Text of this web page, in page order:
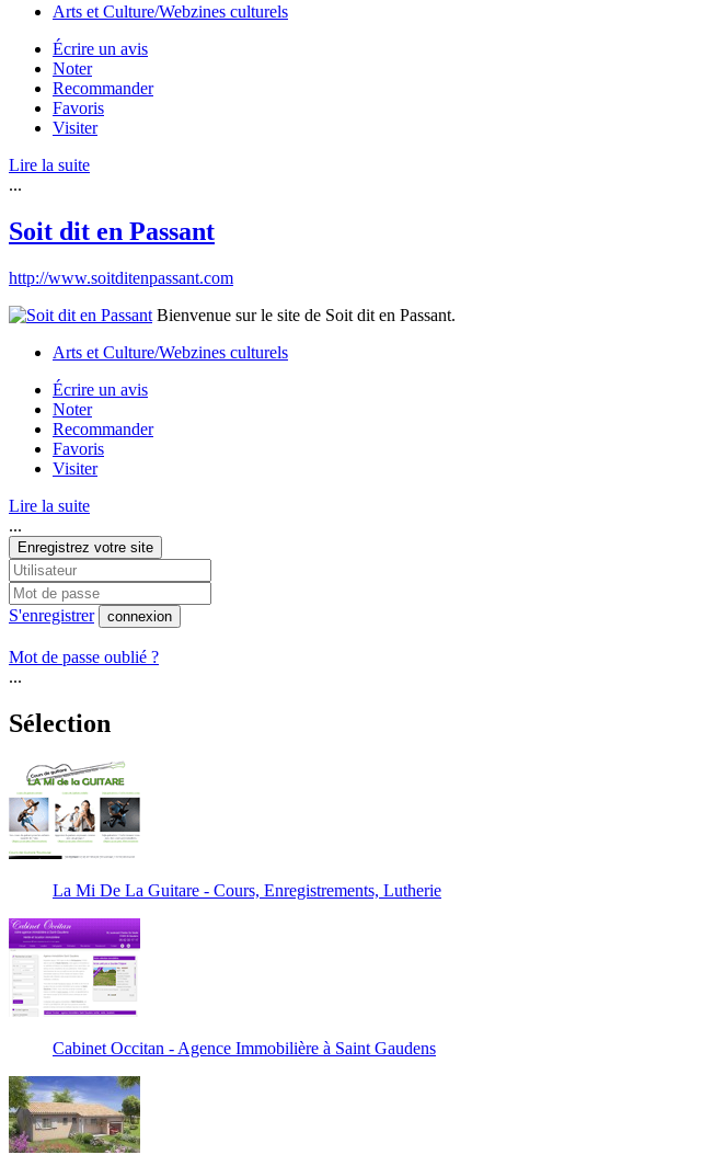
Arts et Culture/Webzines culturels
Écrire un avis
Noter
Recommander
Favoris
Visiter
Lire la suite
...
Soit dit en Passant
http://www.soitditenpassant.com
Bienvenue sur le site de Soit dit en Passant.
Arts et Culture/Webzines culturels
Écrire un avis
Noter
Recommander
Favoris
Visiter
Lire la suite
...
Enregistrez votre site
S'enregistrer connexion
Mot de passe oublié ?
...
Sélection
La Mi De La Guitare - Cours, Enregistrements, Lutherie
Cabinet Occitan - Agence Immobilière à Saint Gaudens